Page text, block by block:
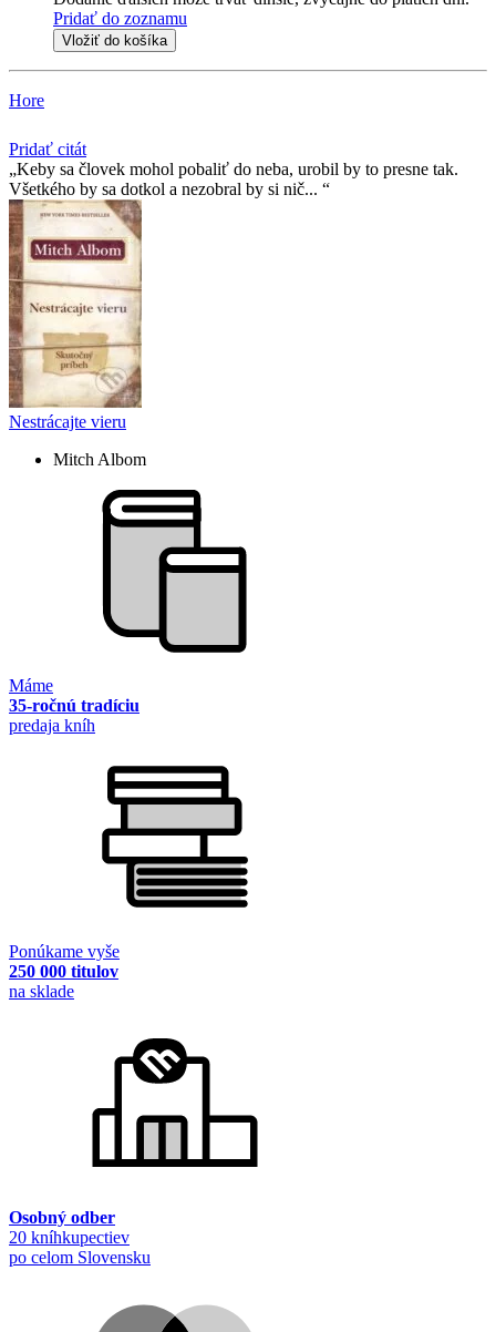
Pridať do zoznamu
Vložiť do košíka
Hore
Pridať citát
Keby sa človek mohol pobaliť do neba, urobil by to presne tak.
Všetkého by sa dotkol a nezobral by si nič...
Nestrácajte vieru
Mitch Albom
Máme
35-ročnú tradíciu
predaja kníh
Ponúkame vyše
250 000 titulov
na sklade
Osobný odber
20 kníhkupectiev
po celom Slovensku